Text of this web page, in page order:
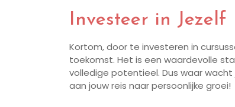
Investeer in Jezelf
Kortom, door te investeren in
toekomst. Het is een waardevolle
volledige potentieel. Dus waar
aan jouw reis naar persoonlijke groei!